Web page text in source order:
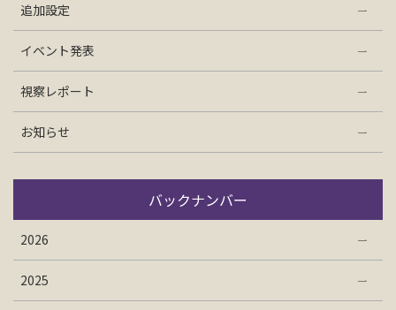
検索
追加設定
イベント発表
視察レポート
お知らせ
バックナンバー
2026
2025